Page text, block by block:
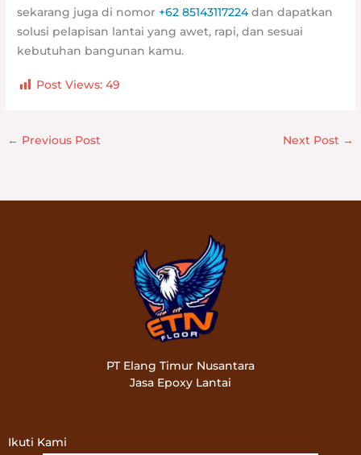
sekarang juga di nomor +62 85143117224dan dapatkan
solusi pelapisan lantai yang awet, rapi, dan sesuai
kebutuhan bangunan kamu.
Post Views: 49
← Previous Post Next Post →
PT Elang Timur Nusantara
Jasa Epoxy Lantai
Ikuti Kami